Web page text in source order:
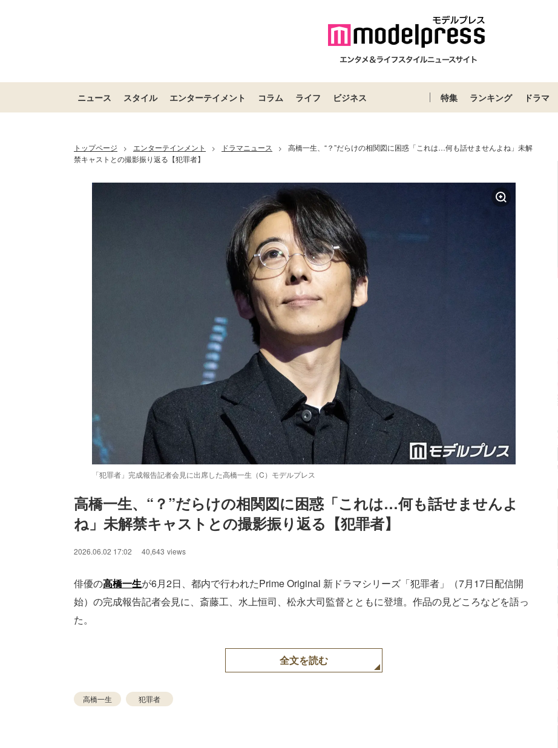
ニュース スタイル エンターテイメント コラム ライフ ビジネス 特集 ランキング ドラマ
トップページ > エンターテインメント > ドラマニュース >
高橋一生、“？”だらけの相関図に困惑「これは…何も話せませんよね」未解
禁キャストとの撮影振り返る【犯罪者】
「犯罪者」完成報告記者会見に出席した高橋一生（C）モデルプレス
Unmute / Loaded:
52.23%
高橋一生、“？”だらけの相関図に困惑「これは…何も話せませんよ
ね」未解禁キャストとの撮影振り返る【犯罪者】
2026.06.02 17:02 40,643 views
俳優の高橋一生が6月2日、都内で行われたPrime Original 新ドラマシリーズ「犯罪者」（7月17日配信開
始）の完成報告記者会見に、斎藤工、水上恒司、松永大司監督とともに登壇。作品の見どころなどを語っ
た。
全文を読む
高橋一生 犯罪者